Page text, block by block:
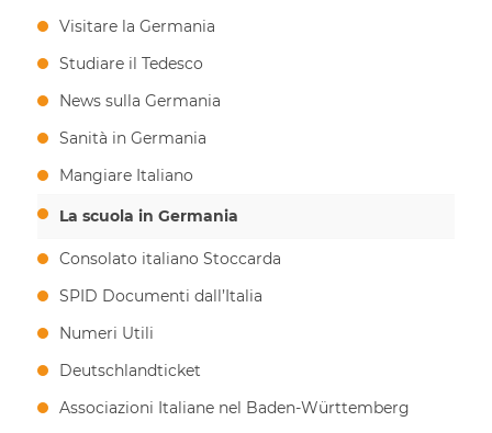
Visitare la Germania
Studiare il Tedesco
News sulla Germania
Sanità in Germania
Mangiare Italiano
La scuola in Germania
Consolato italiano Stoccarda
SPID Documenti dall’Italia
Numeri Utili
Deutschlandticket
Associazioni Italiane nel Baden-Württemberg